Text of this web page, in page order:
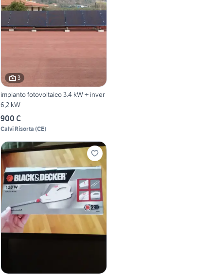
3
impianto fotovoltaico 3.4 kW + inver
6,2 kW
900 €
Calvi Risorta (CE)